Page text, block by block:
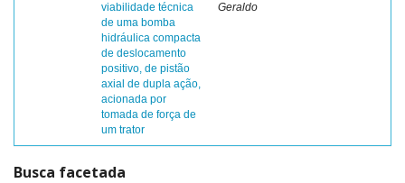
viabilidade técnica
de uma bomba
hidráulica compacta
de deslocamento
positivo, de pistão
axial de dupla ação,
acionada por
tomada de força de
um trator
Geraldo
Busca facetada